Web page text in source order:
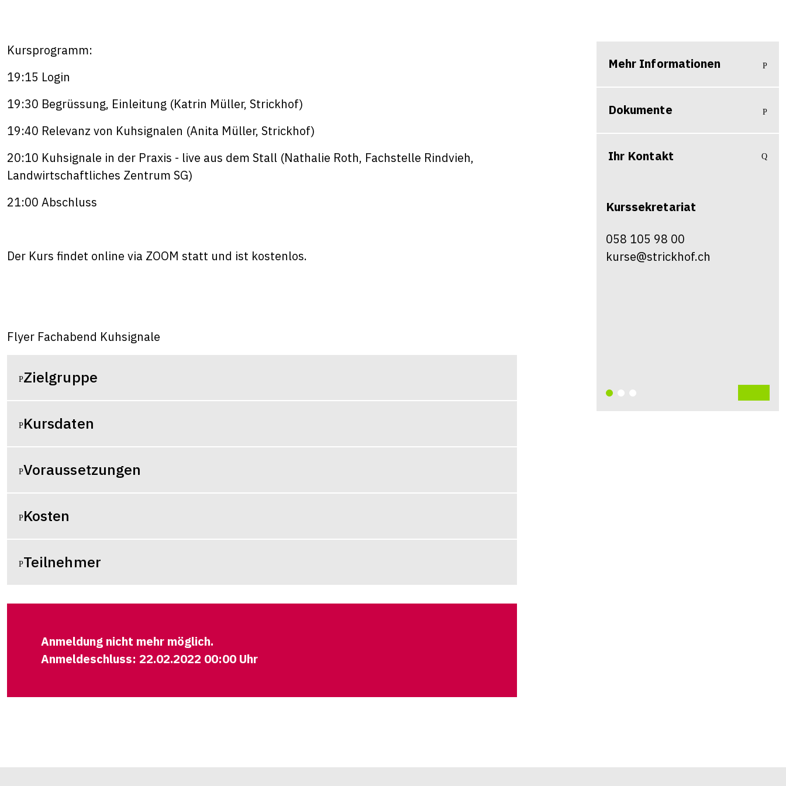
Kursprogramm:
19:15 Login
19:30 Begrüssung, Einleitung (Katrin Müller, Strickhof)
19:40 Relevanz von Kuhsignalen (Anita Müller, Strickhof)
20:10 Kuhsignale in der Praxis - live aus dem Stall (Nathalie Roth, Fachstelle Rindvieh,
Landwirtschaftliches Zentrum SG)
21:00 Abschluss
Der Kurs findet online via ZOOM statt und ist kostenlos.
Flyer Fachabend Kuhsignale
Zielgruppe
Kursdaten
Voraussetzungen
Kosten
Teilnehmer
Anmeldung nicht mehr möglich.
Anmeldeschluss: 22.02.2022 00:00 Uhr
Mehr Informationen
Dokumente
Ihr Kontakt
Kurssekretariat
058 105 98 00
kurse@strickhof.ch